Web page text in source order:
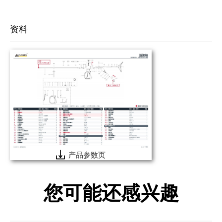
资料
产品参数页
您可能还感兴趣